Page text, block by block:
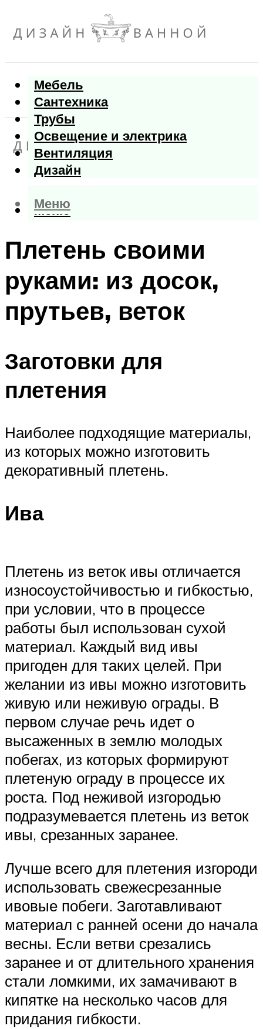
Мебель
Сантехника
Трубы
Освещение и электрика
Вентиляция
Дизайн
Меню
Меню
Плетень своими
руками: из досок,
прутьев, веток
Заготовки для
плетения
Наиболее подходящие материалы,
из которых можно изготовить
декоративный плетень.
Ива
Плетень из веток ивы отличается
износоустойчивостью и гибкостью,
при условии, что в процессе
работы был использован сухой
материал. Каждый вид ивы
пригоден для таких целей. При
желании из ивы можно изготовить
живую или неживую ограды. В
первом случае речь идет о
высаженных в землю молодых
побегах, из которых формируют
плетеную ограду в процессе их
роста. Под неживой изгородью
подразумевается плетень из веток
ивы, срезанных заранее.
Лучше всего для плетения изгороди
использовать свежесрезанные
ивовые побеги. Заготавливают
материал с ранней осени до начала
весны. Если ветви срезались
заранее и от длительного хранения
стали ломкими, их замачивают в
кипятке на несколько часов для
придания гибкости.